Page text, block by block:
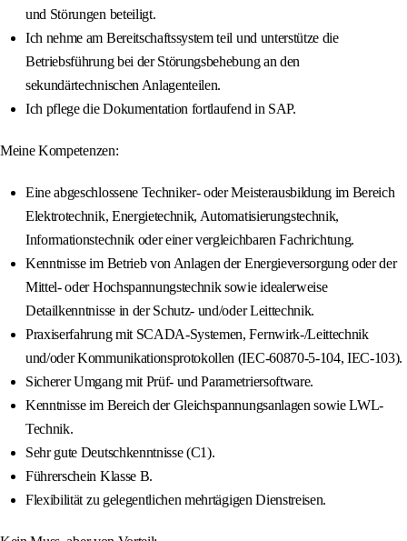
und Störungen beteiligt.
Ich nehme am Bereitschaftssystem teil und unterstütze die
Betriebsführung bei der Störungsbehebung an den
sekundärtechnischen Anlagenteilen.
Ich pflege die Dokumentation fortlaufend in SAP.
Meine Kompetenzen:
Eine abgeschlossene Techniker- oder Meisterausbildung im Bereich
Elektrotechnik, Energietechnik, Automatisierungstechnik,
Informationstechnik oder einer vergleichbaren Fachrichtung.
Kenntnisse im Betrieb von Anlagen der Energieversorgung oder der
Mittel- oder Hochspannungstechnik sowie idealerweise
Detailkenntnisse in der Schutz- und/oder Leittechnik.
Praxiserfahrung mit SCADA-Systemen, Fernwirk-/Leittechnik
und/oder Kommunikationsprotokollen (IEC-60870-5-104, IEC-103).
Sicherer Umgang mit Prüf- und Parametriersoftware.
Kenntnisse im Bereich der Gleichspannungsanlagen sowie LWL-
Technik.
Sehr gute Deutschkenntnisse (C1).
Führerschein Klasse B.
Flexibilität zu gelegentlichen mehrtägigen Dienstreisen.